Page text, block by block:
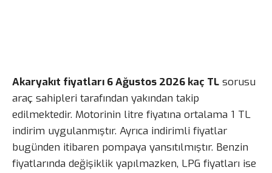
Akaryakıt fiyatları 6 Ağustos 2026 kaç TL sorusu
araç sahipleri tarafından yakından takip
edilmektedir. Motorinin litre fiyatına ortalama 1 TL
indirim uygulanmıştır. Ayrıca indirimli fiyatlar
bugünden itibaren pompaya yansıtılmıştır. Benzin
fiyatlarında değişiklik yapılmazken, LPG fiyatları ise